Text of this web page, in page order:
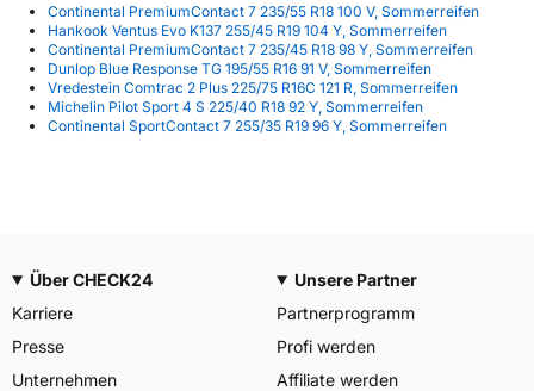
Continental PremiumContact 7 235/55 R18 100 V, Sommerreifen
Hankook Ventus Evo K137 255/45 R19 104 Y, Sommerreifen
Continental PremiumContact 7 235/45 R18 98 Y, Sommerreifen
Dunlop Blue Response TG 195/55 R16 91 V, Sommerreifen
Vredestein Comtrac 2 Plus 225/75 R16C 121 R, Sommerreifen
Michelin Pilot Sport 4 S 225/40 R18 92 Y, Sommerreifen
Continental SportContact 7 255/35 R19 96 Y, Sommerreifen
Über CHECK24
Karriere
Presse
Unternehmen
Unsere Partner
Partnerprogramm
Profi werden
Affiliate werden